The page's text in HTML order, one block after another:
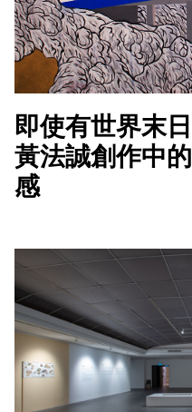
即使有世界末
黃法誠創作中
感